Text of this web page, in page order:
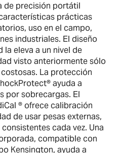
de precisión portátil
prácticas
uso en el campo,
industriales. El diseño
la eleva a un nivel de
visto anteriormente sólo
La protección
ayuda a
por sobrecargas. El
® ofrece calibración
de usar pesas externas,
cada vez. Una
compatible con
Kensington, ayuda a